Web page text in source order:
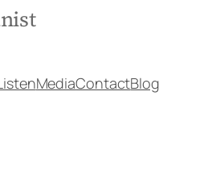
MediaContactBlog